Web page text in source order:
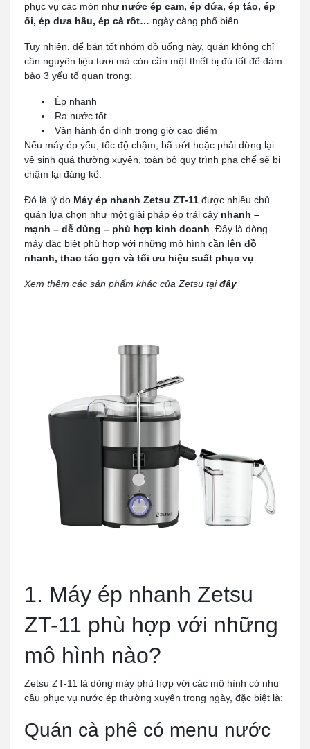
phục vụ các món như nước ép cam, ép dứa, ép táo, ép
ổi, ép dưa hấu, ép cà rốt… ngày càng phổ biến.
Tuy nhiên, để bán tốt nhóm đồ uống này, quán không chỉ
cần nguyên liệu tươi mà còn cần một thiết bị đủ tốt để đảm
bảo 3 yếu tố quan trọng:
Ép nhanh
Ra nước tốt
Vận hành ổn định trong giờ cao điểm
Nếu máy ép yếu, tốc độ chậm, bã ướt hoặc phải dừng lại
vệ sinh quá thường xuyên, toàn bộ quy trình pha chế sẽ bị
chậm lại đáng kể.
Đó là lý do Máy ép nhanh Zetsu ZT-11 được nhiều chủ
quán lựa chọn như một giải pháp ép trái cây nhanh –
mạnh – dễ dùng – phù hợp kinh doanh . Đây là dòng
máy đặc biệt phù hợp với những mô hình cần lên đồ
nhanh, thao tác gọn và tối ưu hiệu suất phục vụ
Xem thêm các sản phẩm khác của Zetsu tạiđây
1. Máy ép nhanh Zetsu
ZT-11 phù hợp với những
mô hình nào?
Zetsu ZT-11 là dòng máy phù hợp với các mô hình có nhu
cầu phục vụ nước ép thường xuyên trong ngày, đặc biệt là:
Quán cà phê có menu nước